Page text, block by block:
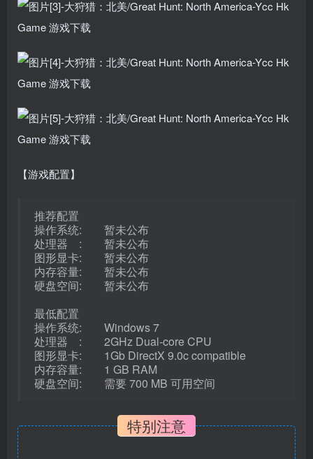
【游戏配置】
推荐配置
操作系统: 暂未公布
处理器 : 暂未公布
图形显卡: 暂未公布
内存容量: 暂未公布
硬盘空间: 暂未公布
最低配置
操作系统: Windows 7
处理器 : 2GHz Dual-core CPU
图形显卡: 1Gb DirectX 9.0c compatible
内存容量: 1 GB RAM
硬盘空间: 需要 700 MB 可用空间
特别注意